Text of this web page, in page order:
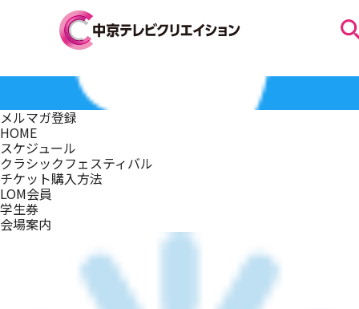
お知らせ
スケジュール
団体・法人の方へ
メルマガ登録
HOME
スケジュール
クラシックフェスティバル
チケット購入方法
LOM会員
学生券
会場案内